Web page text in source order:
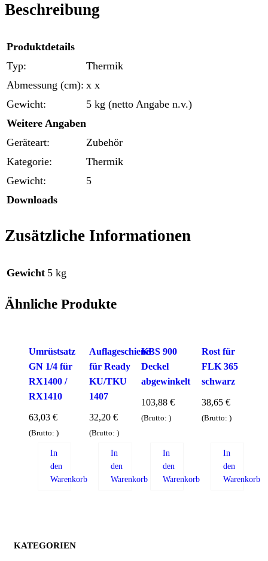
Beschreibung
Produktdetails
Typ:
Thermik
Abmessung (cm): x x
Gewicht:
5 kg (netto Angabe n.v.)
Weitere Angaben
Geräteart:
Zubehör
Kategorie:
Thermik
Gewicht:
5
Downloads
Zusätzliche Informationen
Gewicht 5 kg
Ähnliche Produkte
Umrüstsatz
GN 1/4 für
RX1400 /
RX1410
63,03 €
(Brutto: )
In
den
Warenkorb
Auflageschiene
für Ready
KU/TKU
1407
32,20€
(Brutto:)
In
den
Warenkorb
KBS 900
Deckel
abgewinkelt
103,88 €
(Brutto: )
In
den
Warenkorb
Rost für
FLK 365
schwarz
38,65€
(Brutto:)
In
den
Warenkorb
KATEGORIEN